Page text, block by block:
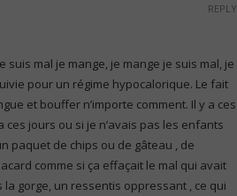
suis mal je mange, je mange je suis mal, je
pour un régime hypocalorique. Le fait
et bouffer n’importe comment. Il y a ces
jours ou si je n’avais pas les enfants
paquet de chips ou de gâteau , de
comme si ça effaçait le mal qui avait
la gorge, un ressentis oppressant , ce qui
REPLY